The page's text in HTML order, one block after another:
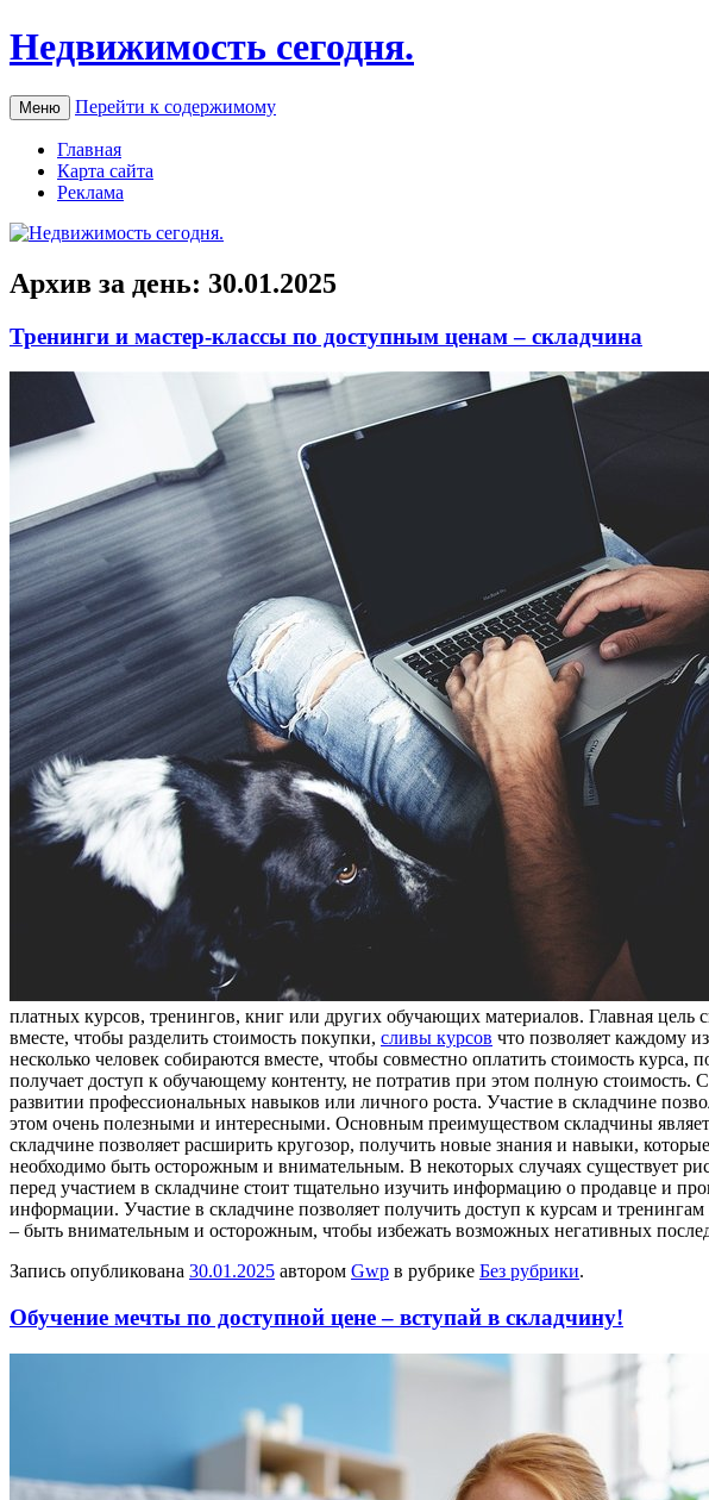
Недвижимость сегодня.
Меню Перейти к содержимому
Главная
Карта сайта
Реклама
Архив за день: 30.01.2025
Тренинги и мастер-классы по доступным ценам – складчина
платных курсов, тренингов, книг или других обучающих материалов. Главная
вместе, чтобы разделить стоимость покупки, сливы курсов что позволяет каждому
несколько человек собираются вместе, чтобы совместно оплатить стоимость
получает доступ к обучающему контенту, не потратив при этом полную
развитии профессиональных навыков или личного роста. Участие в складчине
этом очень полезными и интересными. Основным преимуществом складчины
складчине позволяет расширить кругозор, получить новые знания и навыки,
необходимо быть осторожным и внимательным. В некоторых случаях существует
перед участием в складчине стоит тщательно изучить информацию о продавце и
информации. Участие в складчине позволяет получить доступ к курсам и
– быть внимательным и осторожным, чтобы избежать возможных негативных
Запись опубликована 30.01.2025 автором Gwp в рубрике Без рубрики.
Обучение мечты по доступной цене – вступай в складчину!